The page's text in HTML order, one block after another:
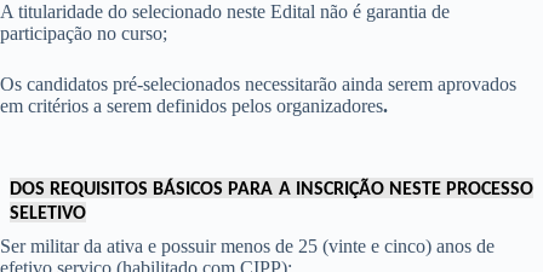
A titularidade do selecionado neste Edital não é garantia de
participação no curso;
Os candidatos pré-selecionados necessitarão ainda serem aprovados
em critérios a serem definidos pelos organizadores.
DOS REQUISITOS BÁSICOS PARA A INSCRIÇÃO NESTE PROCESSO
SELETIVO
Ser militar da ativa e possuir menos de 25 (vinte e cinco) anos de